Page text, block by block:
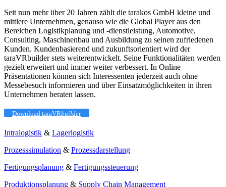
Seit nun mehr über 20 Jahren zählt die tarakos GmbH kleine und
mittlere Unternehmen, genauso wie die Global Player aus den
Bereichen Logistikplanung und -dienstleistung, Automotive,
Consulting, Maschinenbau und Ausbildung zu seinen zufriedenen
Kunden. Kundenbasierend und zukunftsorientiert wird der
taraVRbuilder stets weiterentwickelt. Seine Funktionalitäten werden
gezielt erweitert und immer weiter verbessert. In Online
Präsentationen können sich Interessenten jederzeit auch ohne
Messebesuch informieren und über Einsatzmöglichkeiten in ihren
Unternehmen beraten lassen.
Download taraVRbuilder
Intralogistik & Lagerlogistik
Prozesssimulation & Prozessdarstellung
Fertigungsplanung & Fertigungssteuerung
Produktionsplanung & Supply Chain Management